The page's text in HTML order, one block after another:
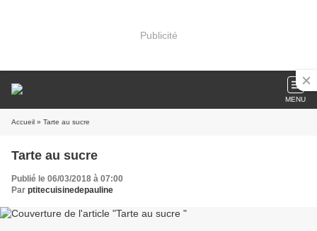
Publicité
MENU
Accueil » Tarte au sucre
Tarte au sucre
Publié le 06/03/2018 à 07:00
Par ptitecuisinedepauline